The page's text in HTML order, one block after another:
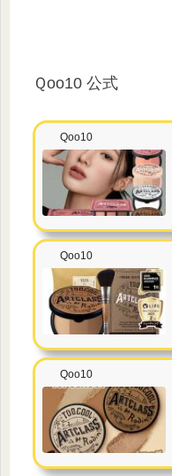
Ｑoo10 公式
Qoo10
Qoo10
Qoo10